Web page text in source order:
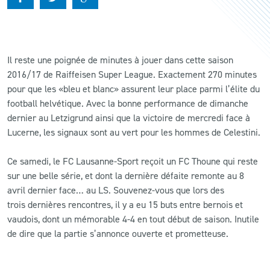
KIDS
RESTAURATION
CLUB
ACTUALITÉS
LS E-SHOP
L’APP DU LS
Il reste une poignée de minutes à jouer dans cette saison
2016/17 de Raiffeisen Super League. Exactement 270 minutes
pour que les «bleu et blanc» assurent leur place parmi l’élite du
football helvétique. Avec la bonne performance de dimanche
dernier au Letzigrund ainsi que la victoire de mercredi face à
Lucerne, les signaux sont au vert pour les hommes de Celestini.
Ce samedi, le FC Lausanne-Sport reçoit un FC Thoune qui reste
sur une belle série, et dont la dernière défaite remonte au 8
avril dernier face… au LS. Souvenez-vous que lors des
trois dernières rencontres, il y a eu 15 buts entre bernois et
vaudois, dont un mémorable 4-4 en tout début de saison. Inutile
de dire que la partie s’annonce ouverte et prometteuse.